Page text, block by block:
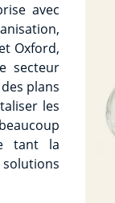
avec
Oxford,
secteur
plans
les
tant la